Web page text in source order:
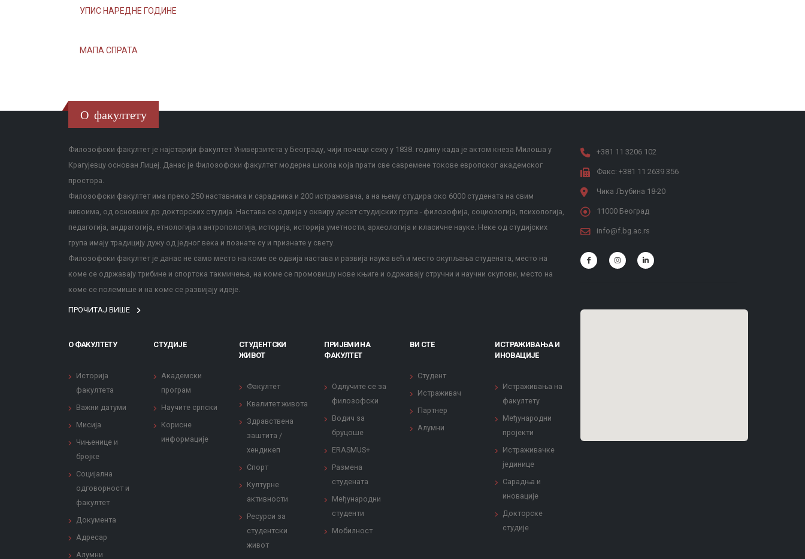
УПИС НАРЕДНЕ ГОДИНЕ
МАПА СПРАТА
О факултету
Филозофски факултет је најстарији факултет Универзитета у Београду, чији почеци сежу у 1838. годину када је актом кнеза Милоша у
Крагујевцу основан Лицеј. Данас је Филозофски факултет модерна школа која прати све савремене токове европског академског
простора.
Филозофски факултет има преко 250 наставника и сарадника и 200 истраживача, а на њему студира око 6000 студената на свим
нивоима, од основних до докторских студија. Настава се одвија у оквиру десет студијских група - филозофија, социологија, психологија,
педагогија, андрагогија, етнологија и антропологија, историја, историја уметности, археологија и класичне науке. Неке од студијских
група имају традицију дужу од једног века и познате су и признате у свету.
Филозофски факултет је данас не само место на коме се одвија настава и развија наука већ и место окупљања студената, место на
коме се одржавају трибине и спортска такмичења, на коме се промовишу нове књиге и одржавају стручни и научни скупови, место на
коме се полемише и на коме се развијају идеје.
ПРОЧИТАЈ ВИШЕ
О ФАКУЛТЕТУ
Историја
факултета
Важни датуми
Мисија
Чињенице и
бројке
Социјална
одговорност и
факултет
Документа
Адресар
Алумни
СТУДИЈЕ
Академски
програм
Научите српски
Корисне
информације
СТУДЕНТСКИ
ЖИВОТ
Факултет
Квалитет живота
Здравствена
заштита /
хендикеп
Спорт
Културне
активности
Ресурси за
студентски
живот
ПРИЈЕМИ НА
ФАКУЛТЕТ
Одлучите се за
филозофски
Водич за
бруцоше
ERASMUS+
Размена
студената
Међународни
студенти
Мобилност
ВИ СТЕ
Студент
Истраживач
Партнер
Алумни
ИСТРАЖИВАЊА И
ИНОВАЦИЈЕ
Истраживања на
факултету
Међународни
пројекти
Истраживачке
јединице
Сарадња и
иновације
Докторске
студије
+381 11 3206 102
Факс: +381 11 2639 356
Чика Љубина 18-20
11000 Београд
info@f.bg.ac.rs